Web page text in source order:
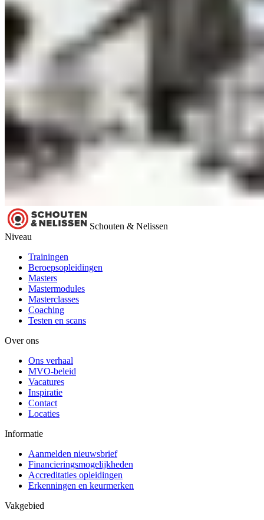
Schouten & Nelissen
Niveau
Trainingen
Beroepsopleidingen
Masters
Mastermodules
Masterclasses
Coaching
Testen en scans
Over ons
Ons verhaal
MVO-beleid
Vacatures
Inspiratie
Contact
Locaties
Informatie
Aanmelden nieuwsbrief
Financieringsmogelijkheden
Accreditaties opleidingen
Erkenningen en keurmerken
Vakgebied